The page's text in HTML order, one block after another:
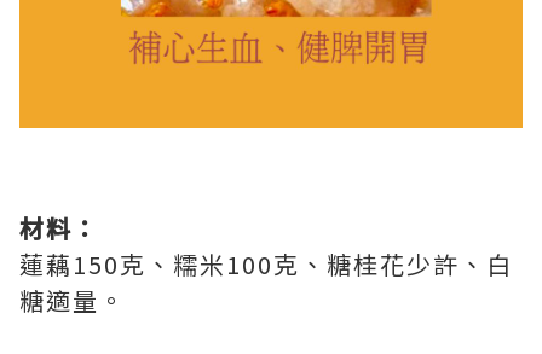
材料：
蓮藕150克、糯米100克、糖桂花少許、白
糖適量。